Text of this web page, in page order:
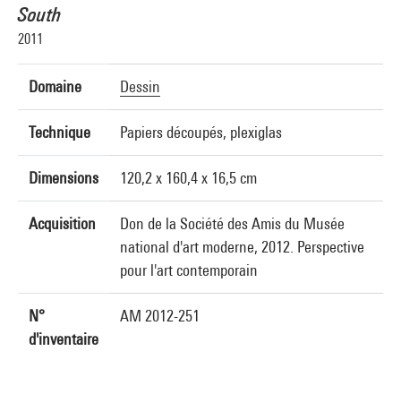
South
2011
Domaine Dessin
Technique Papiers découpés, plexiglas
Dimensions 120,2 x 160,4 x 16,5 cm
Acquisition
Don de la Société des Amis du Musée
national d'art moderne, 2012. Perspective
pour l'art contemporain
N°
d'inventaire
AM 2012-251